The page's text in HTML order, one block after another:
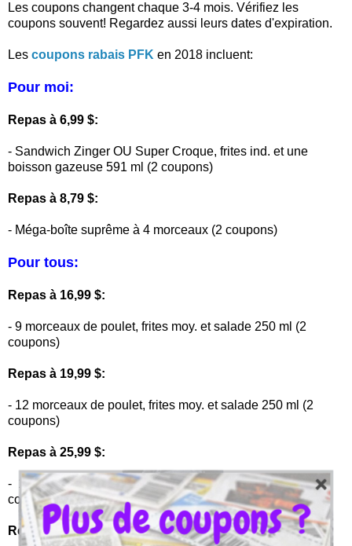
Les coupons changent chaque 3-4 mois. Vérifiez les
coupons souvent! Regardez aussi leurs dates d'expiration.
Les coupons rabais PFK en 2018 incluent:
Pour moi:
Repas à 6,99 $:
- Sandwich Zinger OU Super Croque, frites ind. et une
boisson gazeuse 591 ml (2 coupons)
Repas à 8,79 $:
- Méga-boîte suprême à 4 morceaux (2 coupons)
Pour tous:
Repas à 16,99 $:
- 9 morceaux de poulet, frites moy. et salade 250 ml (2
coupons)
Repas à 19,99 $:
- 12 morceaux de poulet, frites moy. et salade 250 ml (2
coupons)
Repas à 25,99 $:
- 14 morceaux de poulet, frites gr. et 2 salades 250 ml (2
coupons)
Repas à 31,99 $:
Plus de coupons ?